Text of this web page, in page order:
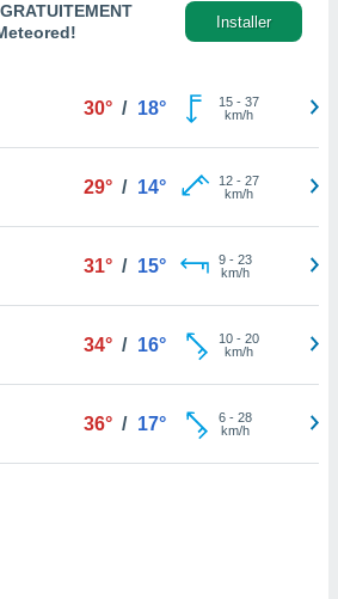
GRATUITEMENT
Installer
30° / 18° 15- 37
km/h
29° / 14° 12- 27
km/h
31° / 15° 9- 23
km/h
34° / 16° 10- 20
km/h
36° / 17° 6- 28
km/h